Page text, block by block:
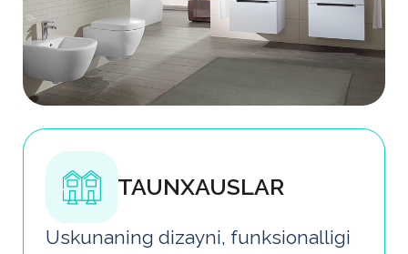
Ishonchlilik, ergonomika
va zamonaviy dizaynni
uyg‘unlashtirgan santexnikani
tanlaymiz — turar-joy
majmualarini ommaviy
jihozlashdan tortib individual
loyihalargacha